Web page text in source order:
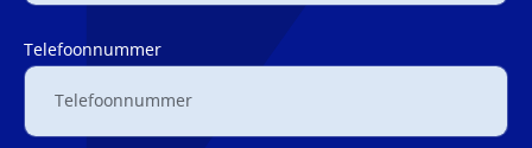
Telefoonnummer